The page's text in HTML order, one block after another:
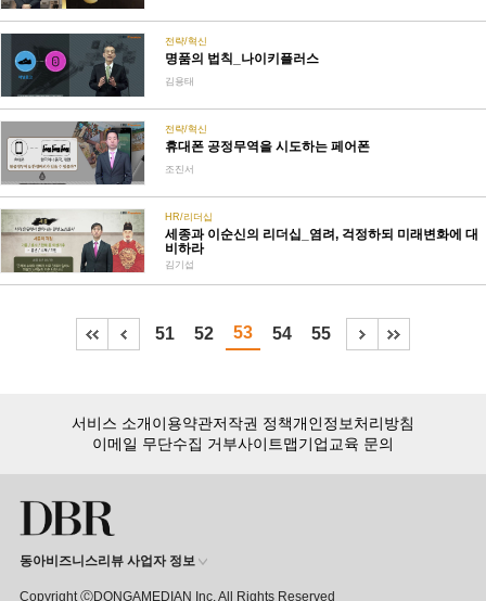
전략/혁신
명품의 법칙_나이키플러스
김용태
전략/혁신
휴대폰 공정무역을 시도하는 페어폰
조진서
HR/리더십
세종과 이순신의 리더십_염려, 걱정하되 미래변화에 대
비하라
김기섭
51 52 53 54 55
서비스 소개이용약관저작권 정책개인정보처리방침
이메일 무단수집 거부사이트맵기업교육 문의
동아비즈니스리뷰 사업자 정보
Copyright ⒸDONGAMEDIAN Inc. All Rights Reserved